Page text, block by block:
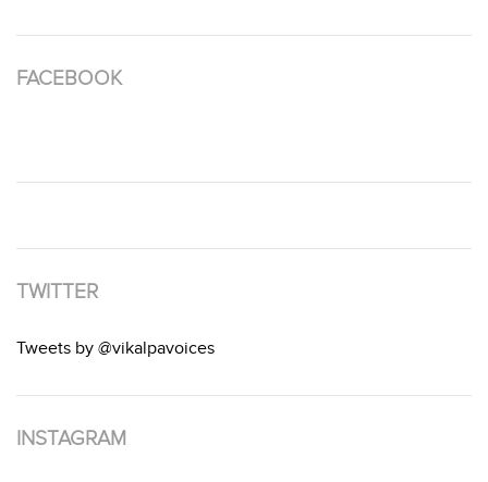
FACEBOOK
TWITTER
Tweets by @vikalpavoices
INSTAGRAM